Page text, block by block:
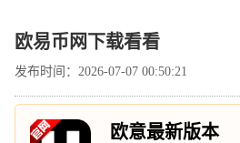
欧易币网下载看看
发布时间：2026-07-07 00:50:21
欧意最新版本